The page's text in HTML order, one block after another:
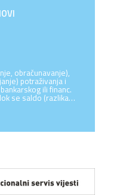
obračunavanje),
potraživanja i
ili financ.
se saldo (razlika…